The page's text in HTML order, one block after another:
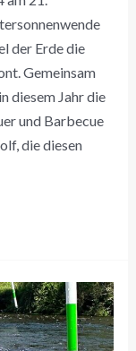
der Erde die
Gemeinsam
diesem Jahr die
und Barbecue
die diesen